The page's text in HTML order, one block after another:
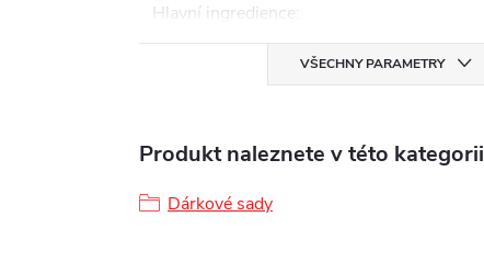
Hlavní ingredience:
VŠECHNY PARAMETRY
Produkt naleznete v této kategorii
Dárkové sady